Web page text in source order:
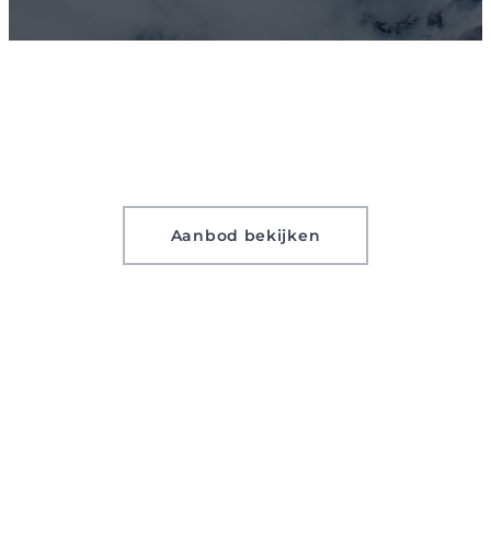
Aanbod bekijken